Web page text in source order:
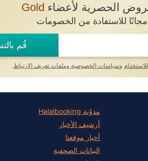
الحصرية لأعضاء Gold
للاستفادة من الخصومات
قُم
وسياسات الخصوصية وملفات تعريف الارتباط .
مدوّنة Halalbooking
أرشيف الأخبار
أخبار موقعنا
البيانات الصحفية